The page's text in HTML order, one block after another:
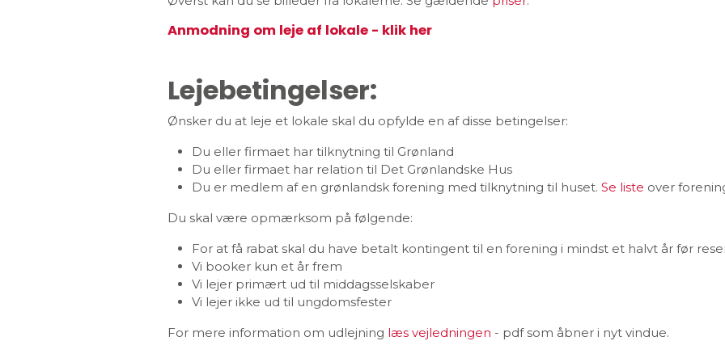
Anmodning om leje af lokale - klik her
Lejebetingelser:
Ønsker du at leje et lokale skal du opfylde en af disse betingelser:
Du eller firmaet har tilknytning til Grønland
Du eller firmaet har relation til Det Grønlandske Hus
Du er medlem af en grønlandsk forening med tilknytning til huset. Se liste over
Du skal være opmærksom på følgende:
For at få rabat skal du have betalt kontingent til en forening i mindst et halvt år før
Vi booker kun et år frem
Vi lejer primært ud til middagsselskaber
Vi lejer ikke ud til ungdomsfester
For mere information om udlejning læs vejledningen - pdf som åbner i nyt vindue.